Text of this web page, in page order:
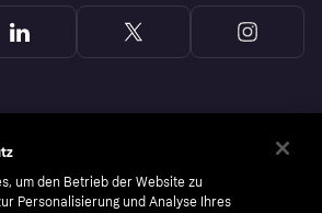
um den Betrieb der Website zu
Personalisierung und Analyse Ihres